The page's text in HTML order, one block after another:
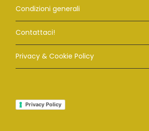
Condizioni generali
Contattaci!
Privacy & Cookie Policy
Privacy Policy